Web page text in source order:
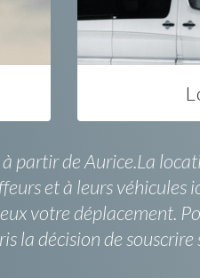
partir de Aurice.La
et à leurs
votre déplacement.
la décision de